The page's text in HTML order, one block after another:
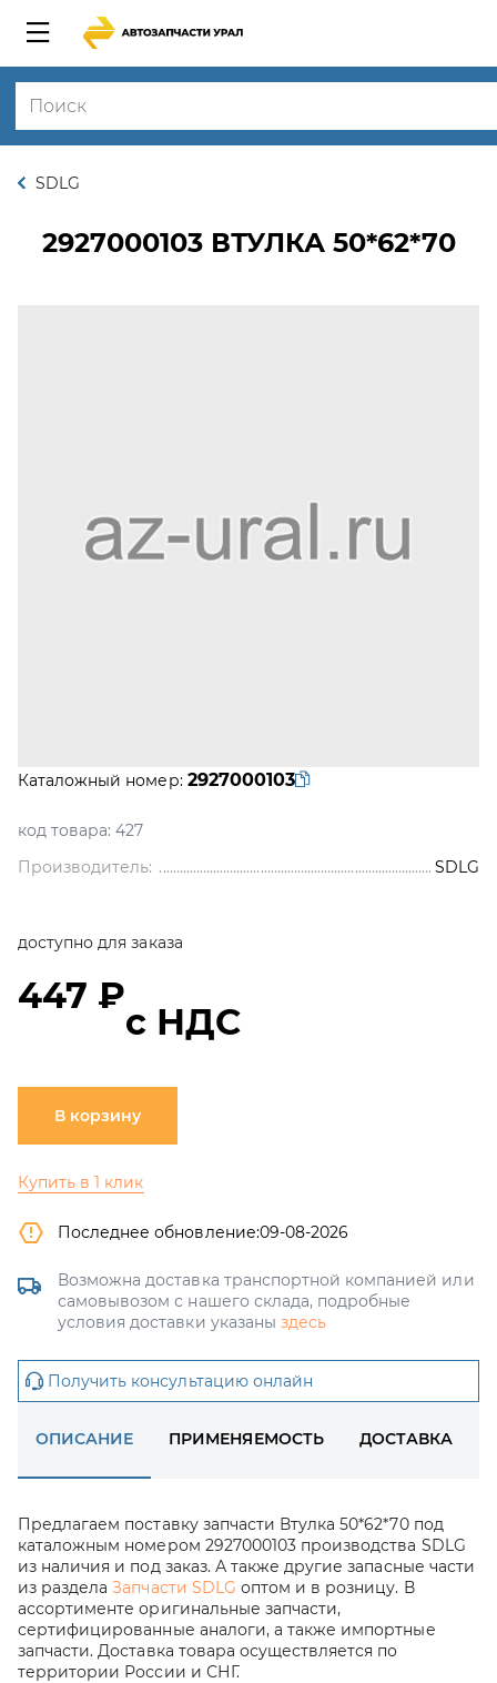
SDLG
2927000103ВТУЛКА 50*62*70
Каталожный номер: 2927000103
код товара: 427
Производитель:
SDLG
доступно для заказа
447 ₽
с НДС
В корзину
Купить в 1 клик
Последнее обновление:09-08-2026
Возможна доставка транспортной компанией или
самовывозом с нашего склада, подробные
условия доставки указаны здесь
Получить консультацию онлайн
ОПИСАНИЕ ПРИМЕНЯЕМОСТЬ ДОСТАВКА
Предлагаем поставку запчасти Втулка 50*62*70 под
каталожным номером 2927000103 производства SDLG
из наличия и под заказ. А также другие запасные части
из разделаЗапчасти SDLG оптом и в розницу. В
ассортименте оригинальные запчасти,
сертифицированные аналоги, а также импортные
запчасти. Доставка товара осуществляется по
территории России и СНГ.